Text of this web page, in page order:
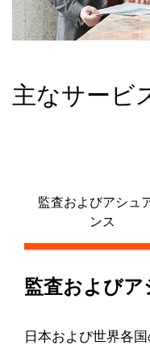
主なサービ
監査およびアシュ
ンス
監査および
日本および世界各